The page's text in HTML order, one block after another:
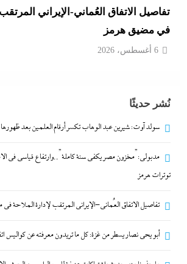
تفاصيل الاتفاق العُماني-الإيراني
في مضيق هرمز
6 أغسطس، 2026
نُشر حديثًا
سولد آوت: شيرين عبد الوهاب تكسر أرقام العلمين بعد
مدبولي:”مخزون مصر يكفي سنة كاملة”..وارتفاع قياسي في
توترات هرمز
تفاصيل الاتفاق العُماني-الإيراني المرتقب لإدارة الملاحة
أبو يحى نصار يسطر من غزة: كل ما تريدون معرفته عن كواليس